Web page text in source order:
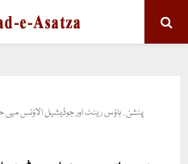
پنشن . ہاؤس رینٹ اور جوڈیشیل الاؤنس